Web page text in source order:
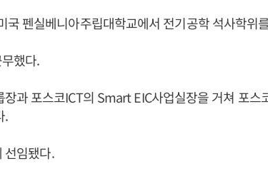
국 펜실베니아주립대학교에서 전기공학 석사학위
했다.
과 포스코ICT의 Smart EIC사업실장을 거쳐 포스
.
선임됐다.